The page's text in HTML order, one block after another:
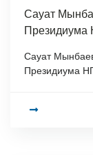
Сауат
Сауат
Президиума